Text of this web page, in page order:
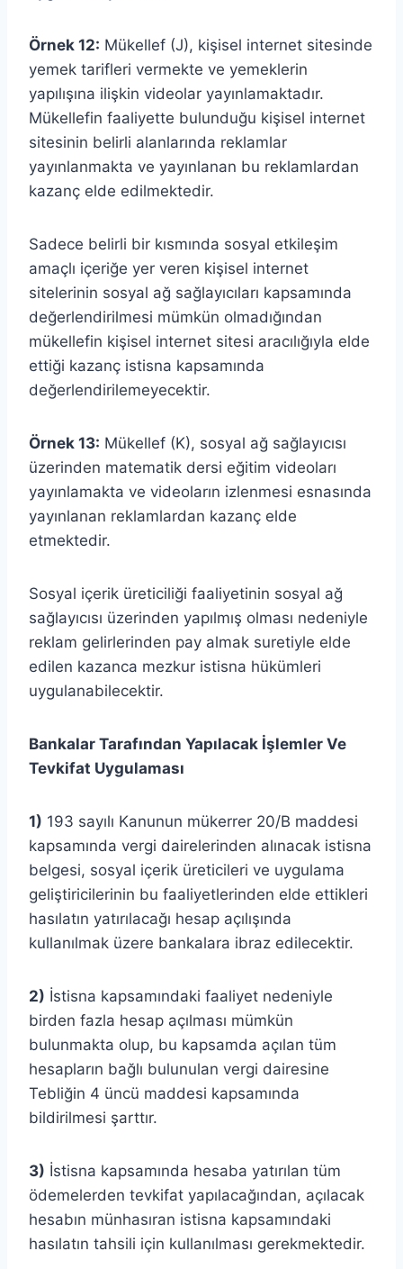
Örnek 12: Mükellef (J), kişisel internet sitesinde
yemek tarifleri vermekte ve yemeklerin
yapılışına ilişkin videolar yayınlamaktadır.
Mükellefin faaliyette bulunduğu kişisel internet
sitesinin belirli alanlarında reklamlar
yayınlanmakta ve yayınlanan bu reklamlardan
kazanç elde edilmektedir.
Sadece belirli bir kısmında sosyal etkileşim
amaçlı içeriğe yer veren kişisel internet
sitelerinin sosyal ağ sağlayıcıları kapsamında
değerlendirilmesi mümkün olmadığından
mükellefin kişisel internet sitesi aracılığıyla elde
ettiği kazanç istisna kapsamında
değerlendirilemeyecektir.
Örnek 13: Mükellef (K), sosyal ağ sağlayıcısı
üzerinden matematik dersi eğitim videoları
yayınlamakta ve videoların izlenmesi esnasında
yayınlanan reklamlardan kazanç elde
etmektedir.
Sosyal içerik üreticiliği faaliyetinin sosyal ağ
sağlayıcısı üzerinden yapılmış olması nedeniyle
reklam gelirlerinden pay almak suretiyle elde
edilen kazanca mezkur istisna hükümleri
uygulanabilecektir.
Bankalar Tarafından Yapılacak İşlemler Ve
Tevkifat Uygulaması
1) 193 sayılı Kanunun mükerrer 20/B maddesi
kapsamında vergi dairelerinden alınacak istisna
belgesi, sosyal içerik üreticileri ve uygulama
geliştiricilerinin bu faaliyetlerinden elde ettikleri
hasılatın yatırılacağı hesap açılışında
kullanılmak üzere bankalara ibraz edilecektir.
2) İstisna kapsamındaki faaliyet nedeniyle
birden fazla hesap açılması mümkün
bulunmakta olup, bu kapsamda açılan tüm
hesapların bağlı bulunulan vergi dairesine
Tebliğin 4 üncü maddesi kapsamında
bildirilmesi şarttır.
3) İstisna kapsamında hesaba yatırılan tüm
ödemelerden tevkifat yapılacağından, açılacak
hesabın münhasıran istisna kapsamındaki
hasılatın tahsili için kullanılması gerekmektedir.